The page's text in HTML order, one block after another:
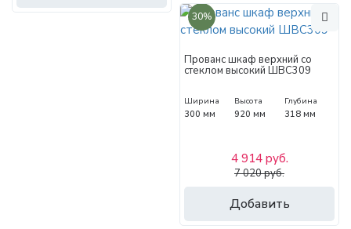
30%
Прованс шкаф верхний со
стеклом высокий ШВС309
Ширина
300 мм
Высота
920 мм
Глубина
318 мм
Добавить
4 914 руб.
7 020 руб.